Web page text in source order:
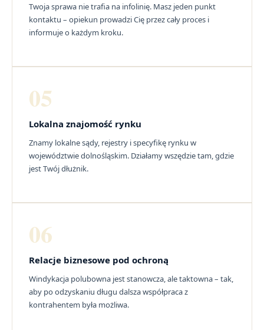
Twoja sprawa nie trafia na infolinię. Masz jeden punkt
kontaktu – opiekun prowadzi Cię przez cały proces i
informuje o każdym kroku.
05
Lokalna znajomość rynku
Znamy lokalne sądy, rejestry i specyfikę rynku w
województwie dolnośląskim. Działamy wszędzie tam, gdzie
jest Twój dłużnik.
06
Relacje biznesowe pod ochroną
Windykacja polubowna jest stanowcza, ale taktowna – tak,
aby po odzyskaniu długu dalsza współpraca z
kontrahentem była możliwa.